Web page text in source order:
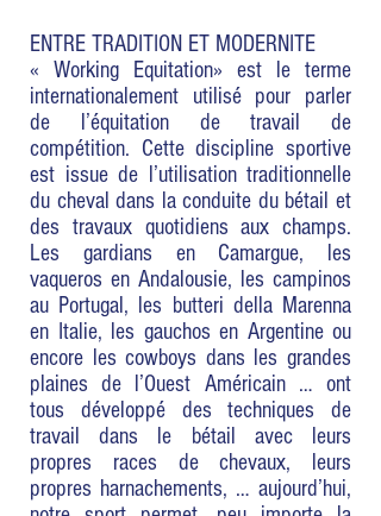
ENTRE TRADITION ET MODERNITE
« Working Equitation» est le terme
internationalement utilisé pour parler
de l’équitation de travail de
compétition. Cette discipline sportive
est issue de l’utilisation traditionnelle
du cheval dans la conduite du bétail et
des travaux quotidiens aux champs.
Les gardians en Camargue, les
vaqueros en Andalousie, les campinos
au Portugal, les butteri della Marenna
en Italie, les gauchos en Argentine ou
encore les cowboys dans les grandes
plaines de l’Ouest Américain … ont
tous développé des techniques de
travail dans le bétail avec leurs
propres races de chevaux, leurs
propres harnachements, … aujourd’hui,